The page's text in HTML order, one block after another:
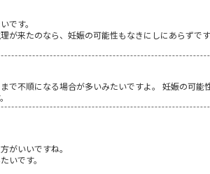
です。
が来たのなら、妊娠の可能性もなきにしにあらずで
で不順になる場合が多いみたいですよ。 妊娠の可
がいいですね。
いです。